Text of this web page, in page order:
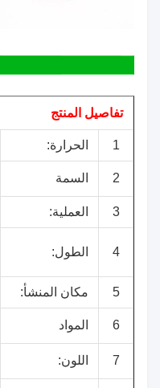
تفاصيل المنتج
1 الحرارة:
2 السمة
3 العملية:
4 الطول:
5 مكان المنشأ:
6 المواد
7 اللون: